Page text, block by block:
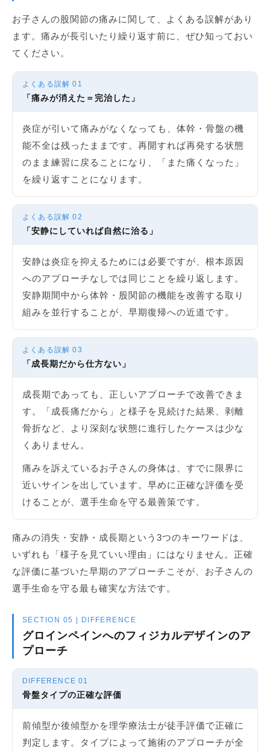
お子さんの股関節の痛みに関して、よくある誤解があり
ます。痛みが長引いたり繰り返す前に、ぜひ知っておい
てください。
よくある誤解 01
「痛みが消えた＝完治した」
炎症が引いて痛みがなくなっても、体幹・骨盤の機
能不全は残ったままです。再開すれば再発する状態
のまま練習に戻ることになり、「また痛くなった」
を繰り返すことになります。
よくある誤解 02
「安静にしていれば自然に治る」
安静は炎症を抑えるためには必要ですが、根本原因
へのアプローチなしでは同じことを繰り返します。
安静期間中から体幹・股関節の機能を改善する取り
組みを並行することが、早期復帰への近道です。
よくある誤解 03
「成長期だから仕方ない」
成長期であっても、正しいアプローチで改善できま
す。「成長痛だから」と様子を見続けた結果、剥離
骨折など、より深刻な状態に進行したケースは少な
くありません。
痛みを訴えているお子さんの身体は、すでに限界に
近いサインを出しています。早めに正確な評価を受
けることが、選手生命を守る最善策です。
痛みの消失・安静・成長期という3つのキーワードは、
いずれも「様子を見ていい理由」にはなりません。正確
な評価に基づいた早期のアプローチこそが、お子さんの
選手生命を守る最も確実な方法です。
SECTION 05 | DIFFERENCE
グロインペインへのフィジカルデザインのア
プローチ
DIFFERENCE 01
骨盤タイプの正確な評価
前傾型か後傾型かを理学療法士が徒手評価で正確に
判定します。タイプによって施術のアプローチが全